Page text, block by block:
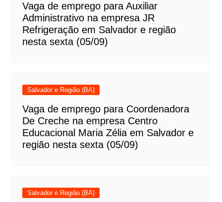
Vaga de emprego para Auxiliar
Administrativo na empresa JR
Refrigeração em Salvador e região
nesta sexta (05/09)
Salvador e Região (BA)
Vaga de emprego para Coordenadora
De Creche na empresa Centro
Educacional Maria Zélia em Salvador e
região nesta sexta (05/09)
Salvador e Região (BA)